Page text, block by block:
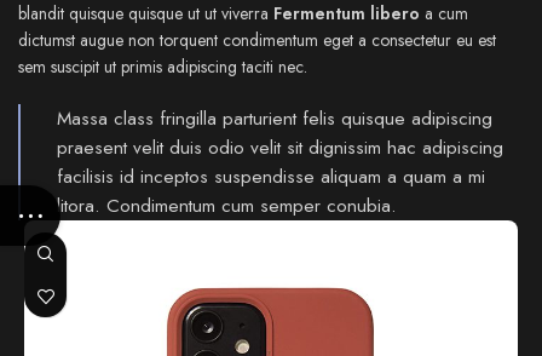
blandit quisque quisque ut ut viverra Fermentum libero a cum
dictumst augue non torquent condimentum eget a consectetur eu est
sem suscipit ut primis adipiscing taciti nec.
Massa class fringilla parturient felis quisque adipiscing
praesent velit duis odio velit sit dignissim hac adipiscing
facilisis id inceptos suspendisse aliquam a quam a mi
litora. Condimentum cum semper conubia.